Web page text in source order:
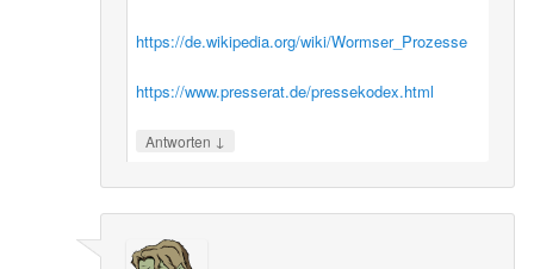
https://de.wikipedia.org/wiki/Wormser_Prozesse
https://www.presserat.de/pressekodex.html
Antworten ↓